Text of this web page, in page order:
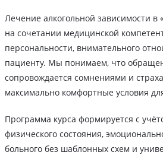
Лечение алкогольной зависимости в
на сочетании медицинской
персональности, внимательного
пациенту. Мы понимаем, что
сопровождается сомнениями и
максимально комфортные условия
Программа курса формируется с
физического состояния,
больного без шаблонных схем и